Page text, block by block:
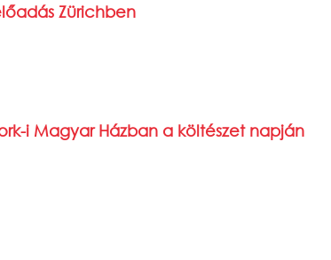
Zürichben
i Magyar Házban a költészet napján